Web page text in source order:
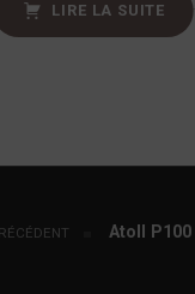
LIRE LA SUITE
Atoll P100